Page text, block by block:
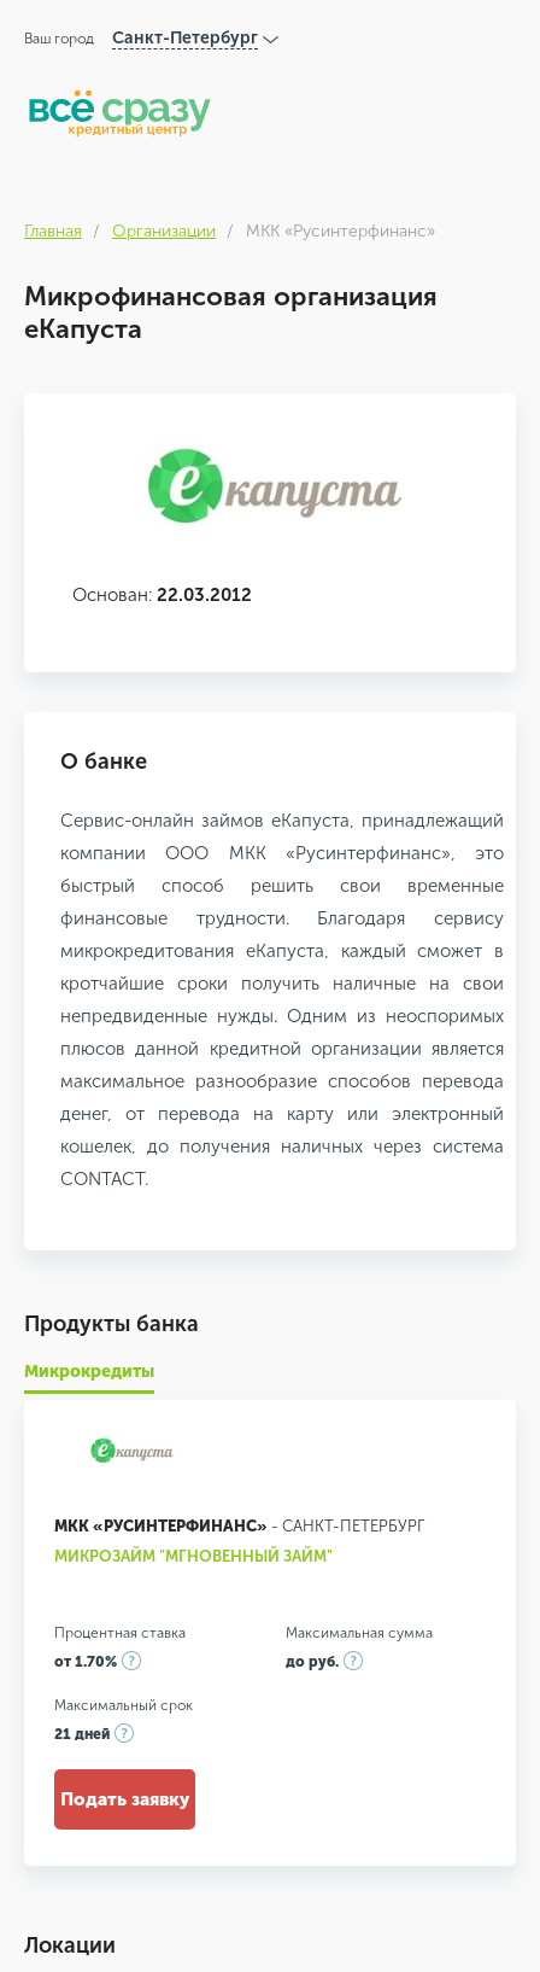
Ваш город Санкт-Петербург
Главная Организации МКК «Русинтерфинанс»
Микрофинансовая организация
еКапуста
Основан: 22.03.2012
О банке
Сервис-онлайн займов еКапуста, принадлежащий
компании ООО МКК «Русинтерфинанс», это
быстрый способ решить свои временные
финансовые трудности. Благодаря сервису
микрокредитования еКапуста, каждый сможет в
кротчайшие сроки получить наличные на свои
непредвиденные нужды. Одним из неоспоримых
плюсов данной кредитной организации является
максимальное разнообразие способов перевода
денег, от перевода на карту или электронный
кошелек, до получения наличных через система
CONTACT.
Продукты банка
Микрокредиты
МКК «РУСИНТЕРФИНАНС» - САНКТ-ПЕТЕРБУРГ
МИКРОЗАЙМ "МГНОВЕННЫЙ ЗАЙМ"
Процентная ставка
от 1.70%
Максимальная сумма
до руб.
Максимальный срок
21 дней
Подать заявку
Локации